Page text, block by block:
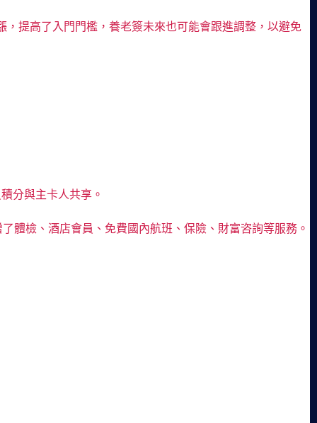
提高了入門門檻，養老簽未來也可能會跟進調整，以避免
分與主卡人共享。
體檢、酒店會員、免費國內航班、保險、財富咨詢等服務。